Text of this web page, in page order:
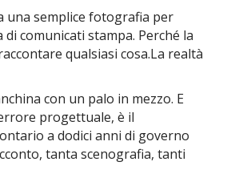
una semplice fotografia per
comunicati stampa. Perché la
qualsiasi cosa.La realtà
con un palo in mezzo. E
progettuale, è il
a dodici anni di governo
tanta scenografia, tanti